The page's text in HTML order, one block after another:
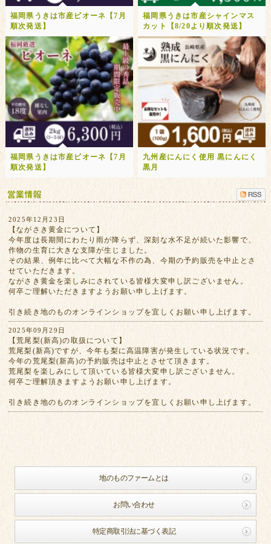
福岡県うきは市産ピオーネ【7月
順次発送】
福岡県うきは市産シャインマス
カット【8/20より順次発送】
福岡県うきは市産ピオーネ【7月
順次発送】
九州産にんにく使用 黒にんにく
黒月
2025年12月23日
【ながさき黄金について】
今年度は長期間にわたり雨が降らず、深刻な水不足が続いた影響で、
作物の生育に大きな支障が生じました。
その結果、例年に比べて大幅な不作の為、今期の予約販売を中止とさ
せていただきます。
ながさき黄金を楽しみにされている皆様大変申し訳ございません。
何卒ご理解いただきますようお願い申し上げます。
引き続き地のものオンラインショップを宜しくお願い申し上げます。
2025年09月29日
【荒尾梨(新高)の取扱について】
荒尾梨(新高)ですが、今年も梨に高温障害が発生している状況です。
今年の荒尾梨(新高)の予約販売は中止とさせて頂きます。
荒尾梨を楽しみにして頂いている皆様大変申し訳ございません。
何卒ご理解頂きますようお願い申し上げます。
引き続き地のものオンラインショップを宜しくお願い申し上げます。
地のものファームとは
お問い合わせ
特定商取引法に基づく表記